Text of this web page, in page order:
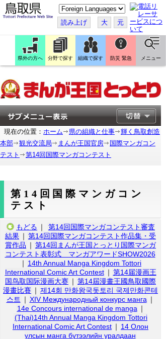
こ
の
ペ
ー
ジ
を
翻
訳
す
読み上げ 大 元
県外の方へ 分野で探す 組織で探す 防災 緊急 メニュー
現在の位置： ホーム 県の組織と仕事
輝く鳥取創造
本部
観光交流局 まんが王国官房
国際マンガコン
テスト
第14回国際マンガコンテスト
第14回国際マンガコン
テスト
もどる ｜
第14回国際マンガコンテスト審査
結果 ｜ 第14回国際マンガコンテスト作品集・受
賞作品 ｜ 第14回まんが王国とっとり国際マンガ
コンテスト表彰式 マンガアワードSHOW2026
｜ 14th Annual Manga Kingdom Tottori
International Comic Art Contest ｜ 第14届漫画王
国鸟取国际漫画大赛 ｜ 第14屆漫畫王國鳥取國際
漫畫比賽 ｜ 제14회 만화왕국돗토리 국제만화콘테
스트
｜ XIV Международный конкурс манга ｜
14e Concours international de manga ｜
(Thai)14th Annual Manga Kingdom Tottori
International Comic Art Contest ｜ 14 Олон
улсын манга бүтээлийн уралдаан